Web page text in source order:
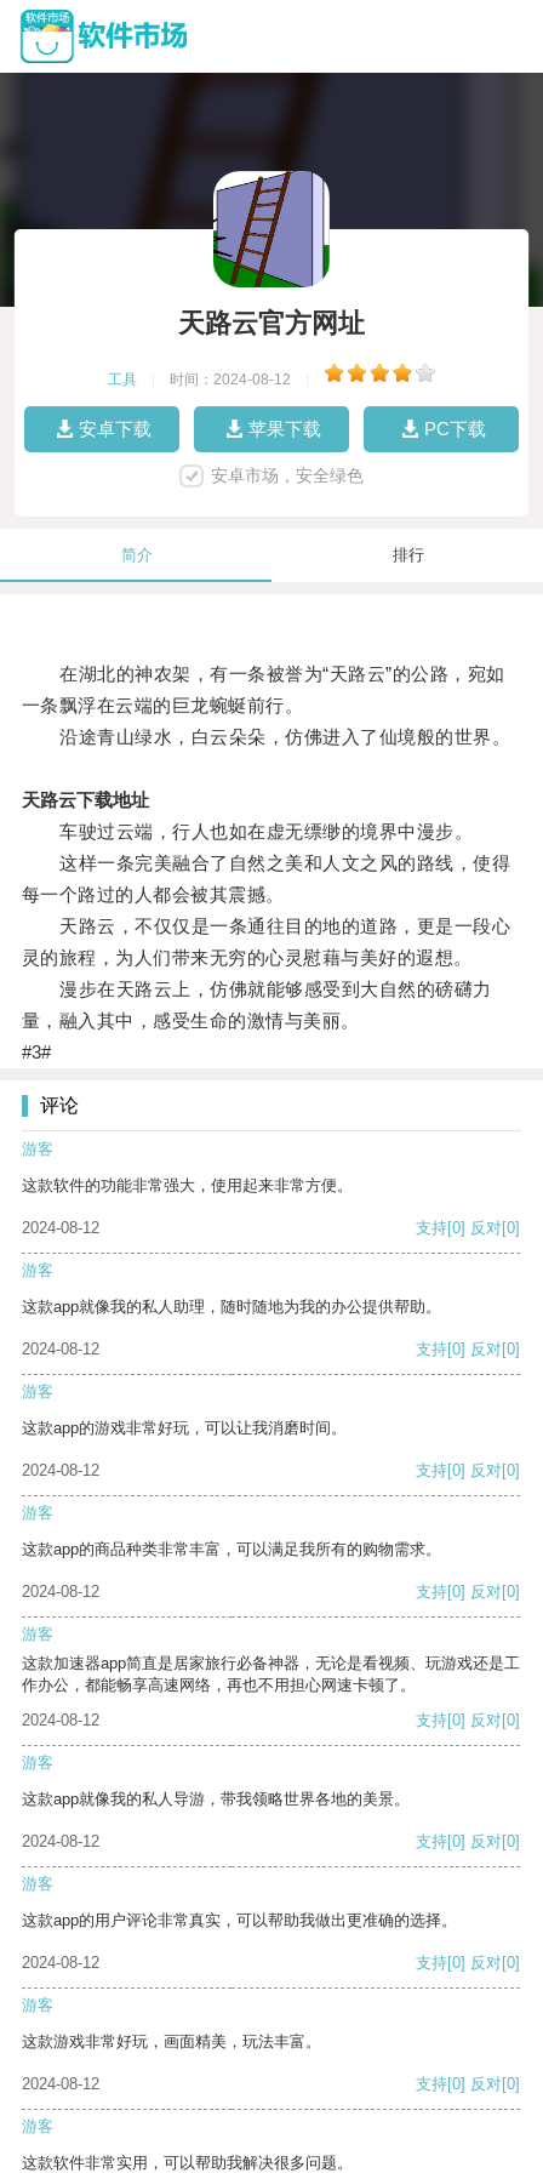
天路云官方网址
工具 时间：2024-08-12
安卓下载 苹果下载 PC下载
安卓市场，安全绿色
简介 排行
在湖北的神农架，有一条被誉为“天路云”的公路，宛如
一条飘浮在云端的巨龙蜿蜒前行。
沿途青山绿水，白云朵朵，仿佛进入了仙境般的世界。
天路云下载地址
车驶过云端，行人也如在虚无缥缈的境界中漫步。
这样一条完美融合了自然之美和人文之风的路线，使得
每一个路过的人都会被其震撼。
天路云，不仅仅是一条通往目的地的道路，更是一段心
灵的旅程，为人们带来无穷的心灵慰藉与美好的遐想。
漫步在天路云上，仿佛就能够感受到大自然的磅礴力
量，融入其中，感受生命的激情与美丽。
#3#
评论
游客
这款软件的功能非常强大，使用起来非常方便。
2024-08-12 支持[0] 反对[0]
游客
这款app就像我的私人助理，随时随地为我的办公提供帮助。
2024-08-12 支持[0] 反对[0]
游客
这款app的游戏非常好玩，可以让我消磨时间。
2024-08-12 支持[0] 反对[0]
游客
这款app的商品种类非常丰富，可以满足我所有的购物需求。
2024-08-12 支持[0] 反对[0]
游客
这款加速器app简直是居家旅行必备神器，无论是看视频、玩游戏还是工
作办公，都能畅享高速网络，再也不用担心网速卡顿了。
2024-08-12
支持[0] 反对[0]
游客
这款app就像我的私人导游，带我领略世界各地的美景。
2024-08-12 支持[0] 反对[0]
游客
这款app的用户评论非常真实，可以帮助我做出更准确的选择。
2024-08-12 支持[0] 反对[0]
游客
这款游戏非常好玩，画面精美，玩法丰富。
2024-08-12 支持[0] 反对[0]
游客
这款软件非常实用，可以帮助我解决很多问题。